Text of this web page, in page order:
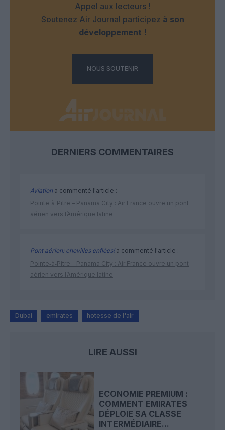
Appel aux lecteurs !
Soutenez Air Journal participez à son
développement !
NOUS SOUTENIR
DERNIERS COMMENTAIRES
Aviation a commenté l'article :
Pointe‑à‑Pitre – Panama City : Air France ouvre un pont
aérien vers l’Amérique latine
Pont aérien: chevilles enflées!a commenté l'article :
Pointe‑à‑Pitre – Panama City : Air France ouvre un pont
aérien vers l’Amérique latine
Dubai emirates hotesse de l'air
LIRE AUSSI
ECONOMIE PREMIUM :
COMMENT EMIRATES
DÉPLOIE SA CLASSE
INTERMÉDIAIRE...